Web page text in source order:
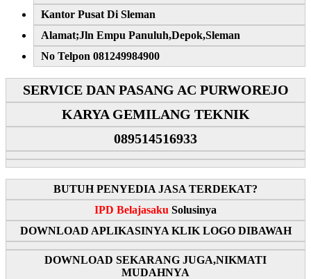
Kantor Pusat Di Sleman
Alamat;Jln Empu Panuluh,Depok,Sleman
No Telpon 081249984900
SERVICE DAN PASANG AC PURWOREJO
KARYA GEMILANG TEKNIK
089514516933
BUTUH PENYEDIA JASA TERDEKAT?
IPD Belajasaku Solusinya
DOWNLOAD APLIKASINYA KLIK LOGO DIBAWAH
DOWNLOAD SEKARANG JUGA,NIKMATI
MUDAHNYA